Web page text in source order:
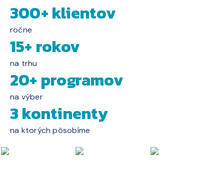
300+ klientov
ročne
15+ rokov
na trhu
20+ programov
na výber
3 kontinenty
na ktorých pôsobíme